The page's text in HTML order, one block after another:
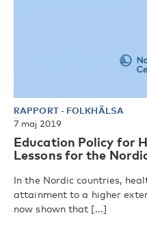
RAPPORT- FOLKHÄLSA
7 maj 2019
Education Policy for
Lessons for the
In the Nordic countries,
attainment to a higher
now shown that [...]